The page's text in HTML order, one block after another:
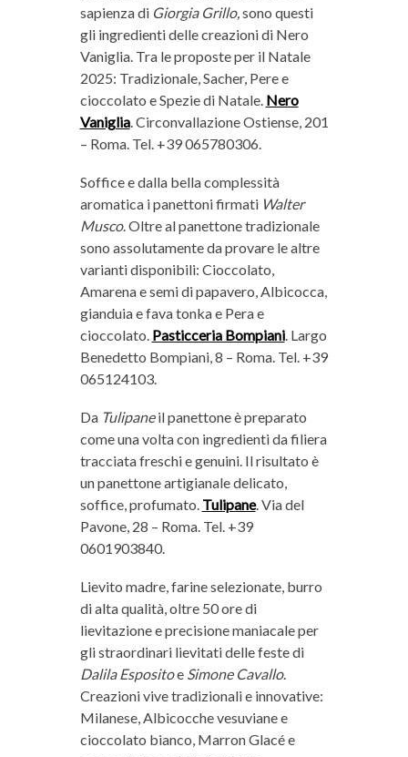
sapienza di Giorgia Grillo, sono questi
gli ingredienti delle creazioni di Nero
Vaniglia. Tra le proposte per il Natale
2025: Tradizionale, Sacher, Pere e
cioccolato e Spezie di Natale. Nero
Vaniglia. Circonvallazione Ostiense, 201
– Roma. Tel. +39 065780306.
Soffice e dalla bella complessità
aromatica i panettoni firmati Walter
Musco. Oltre al panettone tradizionale
sono assolutamente da provare le altre
varianti disponibili: Cioccolato,
Amarena e semi di papavero, Albicocca,
gianduia e fava tonka e Pera e
cioccolato. Pasticceria Bompiani. Largo
Benedetto Bompiani, 8 – Roma. Tel. +39
065124103.
Da Tulipaneil panettone è preparato
come una volta con ingredienti da filiera
tracciata freschi e genuini. Il risultato è
un panettone artigianale delicato,
soffice, profumato. Tulipane. Via del
Pavone, 28 – Roma. Tel. +39
0601903840.
Lievito madre, farine selezionate, burro
di alta qualità, oltre 50 ore di
lievitazione e precisione maniacale per
gli straordinari lievitati delle feste di
Dalila Espositoe Simone Cavallo.
Creazioni vive tradizionali e innovative:
Milanese, Albicocche vesuviane e
cioccolato bianco, Marron Glacé e